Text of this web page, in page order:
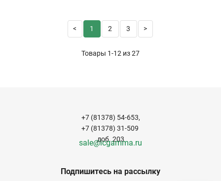
1 2 3
Товары 1-12 из27
Подпишитесь на рассылку
+7 (81378) 54-653,
+7 (81378) 31-509
доб. 203
sale@icgamma.ru